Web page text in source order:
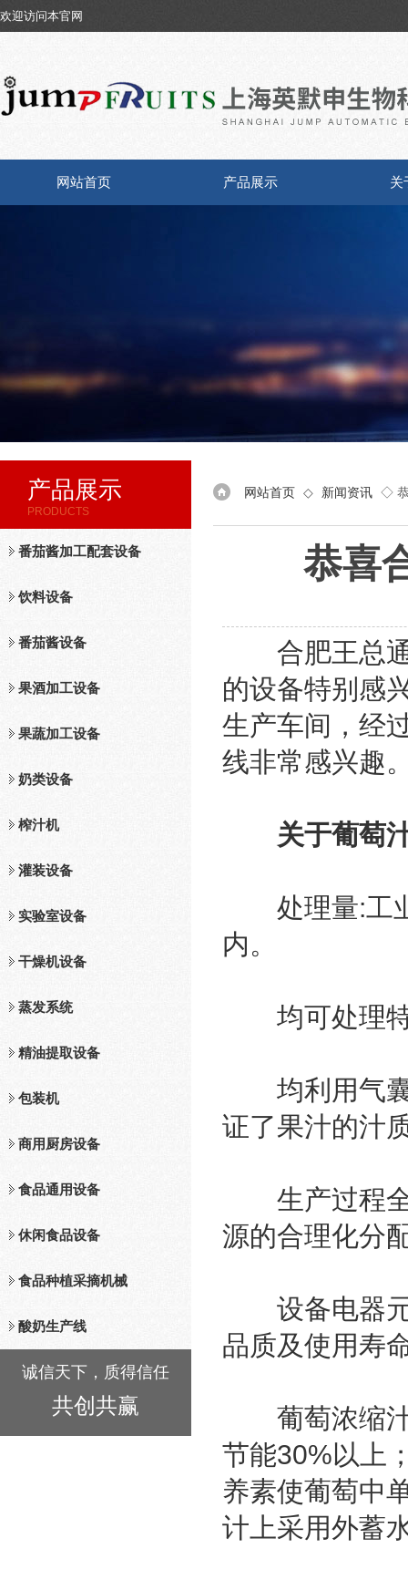
欢迎访问本官网
网站首页 产品展示 关
产品展示
PRODUCTS
番茄酱加工配套设备
饮料设备
番茄酱设备
果酒加工设备
果蔬加工设备
奶类设备
榨汁机
灌装设备
实验室设备
干燥机设备
蒸发系统
精油提取设备
包装机
商用厨房设备
食品通用设备
休闲食品设备
食品种植采摘机械
酸奶生产线
诚信天下，质得信任
共创共赢
网站首页 ◇ 新闻资讯 ◇ 恭
恭喜
合肥王总通
的设备特别感
生产车间，经
线非常感兴趣
关于葡萄
处理量:工业
内。
均可处理特
均利用气囊
证了果汁的汁
生产过程全
源的合理化分
设备电器元
品质及使用寿
葡萄浓缩汁
节能30%以上
养素使葡萄中
计上采用外蓄